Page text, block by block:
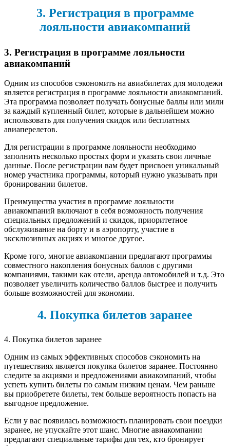
3. Регистрация в программе
лояльности авиакомпаний
3. Регистрация в программе лояльности
авиакомпаний
Одним из способов сэкономить на авиабилетах для молодежи
является регистрация в программе лояльности авиакомпаний.
Эта программа позволяет получать бонусные баллы или мили
за каждый купленный билет, которые в дальнейшем можно
использовать для получения скидок или бесплатных
авиаперелетов.
Для регистрации в программе лояльности необходимо
заполнить несколько простых форм и указать свои личные
данные. После регистрации вам будет присвоен уникальный
номер участника программы, который нужно указывать при
бронировании билетов.
Преимущества участия в программе лояльности
авиакомпаний включают в себя возможность получения
специальных предложений и скидок, приоритетное
обслуживание на борту и в аэропорту, участие в
эксклюзивных акциях и многое другое.
Кроме того, многие авиакомпании предлагают программы
совместного накопления бонусных баллов с другими
компаниями, такими как отели, аренда автомобилей и т.д. Это
позволяет увеличить количество баллов быстрее и получить
больше возможностей для экономии.
4. Покупка билетов заранее
4. Покупка билетов заранее
Одним из самых эффективных способов сэкономить на
путешествиях является покупка билетов заранее. Постоянно
следите за акциями и предложениями авиакомпаний, чтобы
успеть купить билеты по самым низким ценам. Чем раньше
вы приобретете билеты, тем больше вероятность попасть на
выгодное предложение.
Если у вас появилась возможность планировать свои поездки
заранее, не упускайте этот шанс. Многие авиакомпании
предлагают специальные тарифы для тех, кто бронирует